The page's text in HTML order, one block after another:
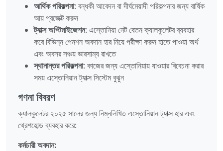
আর্থিক পরিকল্পনা: বন্ধকী আবেদন বা দীর্ঘমেয়াদী পরিকল্পনার জন্য বার্ষিক
আয় প্রজেক্ট করুন
ট্যাক্স অপ্টিমাইজেশন: এস্তোনিয়া নেট বেতন ক্যালকুলেটর ব্যবহার
করে বিভিন্ন পেনশন অবদান হার নিয়ে পরীক্ষা করুন হাতে পাওয়া অর্থ
এবং অবসর সঞ্চয় ভারসাম্য রাখতে
স্থানান্তর পরিকল্পনা: কাজের জন্য এস্তোনিয়ায় যাওয়ার বিবেচনা করার
সময় এস্তোনিয়ান ট্যাক্স সিস্টেম বুঝুন
গণনা বিবরণ
ক্যালকুলেটর ২০২৫ সালের জন্য নিম্নলিখিত এস্তোনিয়ান ট্যাক্স হার এবং
থ্রেশহোল্ড ব্যবহার করে:
কর্মচারী অবদান: